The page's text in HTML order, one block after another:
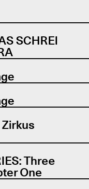
SCHREI
Three
One